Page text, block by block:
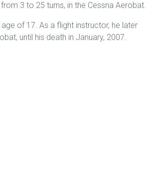
3 to 25 turns, in the Cessna Aerobat.
of 17. As a flight instructor, he later
until his death in January, 2007.